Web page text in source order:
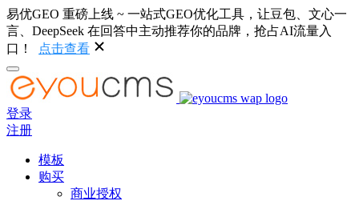
易优GEO 重磅上线 ~ 一站式GEO优化工具，让豆包、文心一
言、DeepSeek 在回答中主动推荐你的品牌，抢占AI流量入
口！
点击查看
登录
注册
模板
购买
商业授权